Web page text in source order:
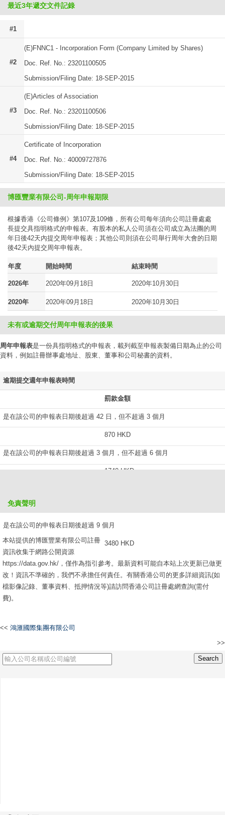
最近3年遞交文件記錄
#1
#2
(E)FNNC1 - Incorporation Form (Company Limited by Shares)
Doc. Ref. No.: 23201100505
Submission/Filing Date: 18-SEP-2015
#3
(E)Articles of Association
Doc. Ref. No.: 23201100506
Submission/Filing Date: 18-SEP-2015
#4
Certificate of Incorporation
Doc. Ref. No.: 40009727876
Submission/Filing Date: 18-SEP-2015
博匯豐業有限公司-周年申報期限
根據香港《公司條例》第107及109條，所有公司每年須向公司註冊處處
長提交具指明格式的申報表。有股本的私人公司須在公司成立為法團的周
年日後42天內提交周年申報表；其他公司則須在公司舉行周年大會的日期
後42天內提交周年申報表。
年度 開始時間 結束時間
2026年 2020年09月18日 2020年10月30日
2020年 2020年09月18日 2020年10月30日
未有或逾期交付周年申報表的後果
周年申報表是一份具指明格式的申報表，載列截至申報表製備日期為止的公司
資料，例如註冊辦事處地址、股東、董事和公司秘書的資料。
逾期提交週年申報表時間
罰款金額
是在該公司的申報表日期後超過 42 日，但不超過 3 個月
870 HKD
是在該公司的申報表日期後超過 3 個月，但不超過 6 個月
1740 HKD
是在該公司的申報表日期後超過 9 個月
3480 HKD
免責聲明
本站提供的博匯豐業有限公司註冊
資訊收集于網路公開資源
https://data.gov.hk/，僅作為指引參考。最新資料可能自本站上次更新已做更
改！資訊不準確的，我們不承擔任何責任。有關香港公司的更多詳細資訊(如
檔影像記錄、董事資料、抵押情況等)請訪問香港公司註冊處網查詢(需付
費)。
<< 鴻滙國際集團有限公司
>>